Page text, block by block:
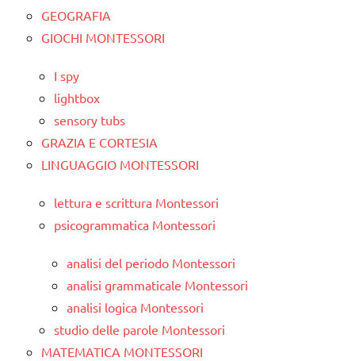
GEOGRAFIA
GIOCHI MONTESSORI
I spy
lightbox
sensory tubs
GRAZIA E CORTESIA
LINGUAGGIO MONTESSORI
lettura e scrittura Montessori
psicogrammatica Montessori
analisi del periodo Montessori
analisi grammaticale Montessori
analisi logica Montessori
studio delle parole Montessori
MATEMATICA MONTESSORI